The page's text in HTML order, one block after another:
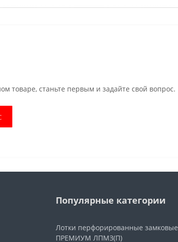
товаре, станьте первым и задайте свой вопрос.
Популярные категории
Лотки перфорированные замковые
ПРЕМИУМ ЛПМЗ(П)